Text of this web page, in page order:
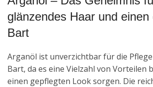
glänzendes Haar und einen
Bart
Arganöl ist unverzichtbar für die
Bart, da es eine Vielzahl von Vorteilen
einen gepflegten Look sorgen. Die